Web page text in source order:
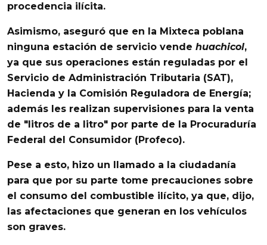
procedencia ilícita.
Asimismo, aseguró que en la Mixteca poblana
ninguna estación de servicio vende huachicol,
ya que sus operaciones están reguladas por el
Servicio de Administración Tributaria (SAT),
Hacienda y la Comisión Reguladora de Energía;
además les realizan supervisiones para la venta
de "litros de a litro" por parte de la Procuraduría
Federal del Consumidor (Profeco).
Pese a esto, hizo un llamado a la ciudadanía
para que por su parte tome precauciones sobre
el consumo del combustible ilícito, ya que, dijo,
las afectaciones que generan en los vehículos
son graves.